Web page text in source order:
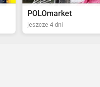
POLOmarket
jeszcze 4 dni